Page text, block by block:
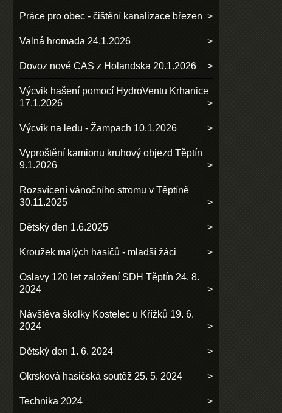
Práce pro obec - čištění kanalizace březen
Valná hromada 24.1.2026
Dovoz nové CAS z Holandska 20.1.2026
Výcvik hašení pomocí HydroVentu Krhanice
17.1.2026
Výcvik na ledu - Žampach 10.1.2026
Vyproštění kamionu kruhový objezd Těptín
9.1.2026
Rozsvícení vánočního stromu v Těptíně
30.11.2025
Dětský den 1.6.2025
Kroužek malých hasičů - mladší žáci
Oslavy 120 let založení SDH Těptín 24. 8.
2024
Návštěva školky Kostelec u Křížků 19. 6.
2024
Dětský den 1. 6. 2024
Okrsková hasičská soutěž 25. 5. 2024
Technika 2024